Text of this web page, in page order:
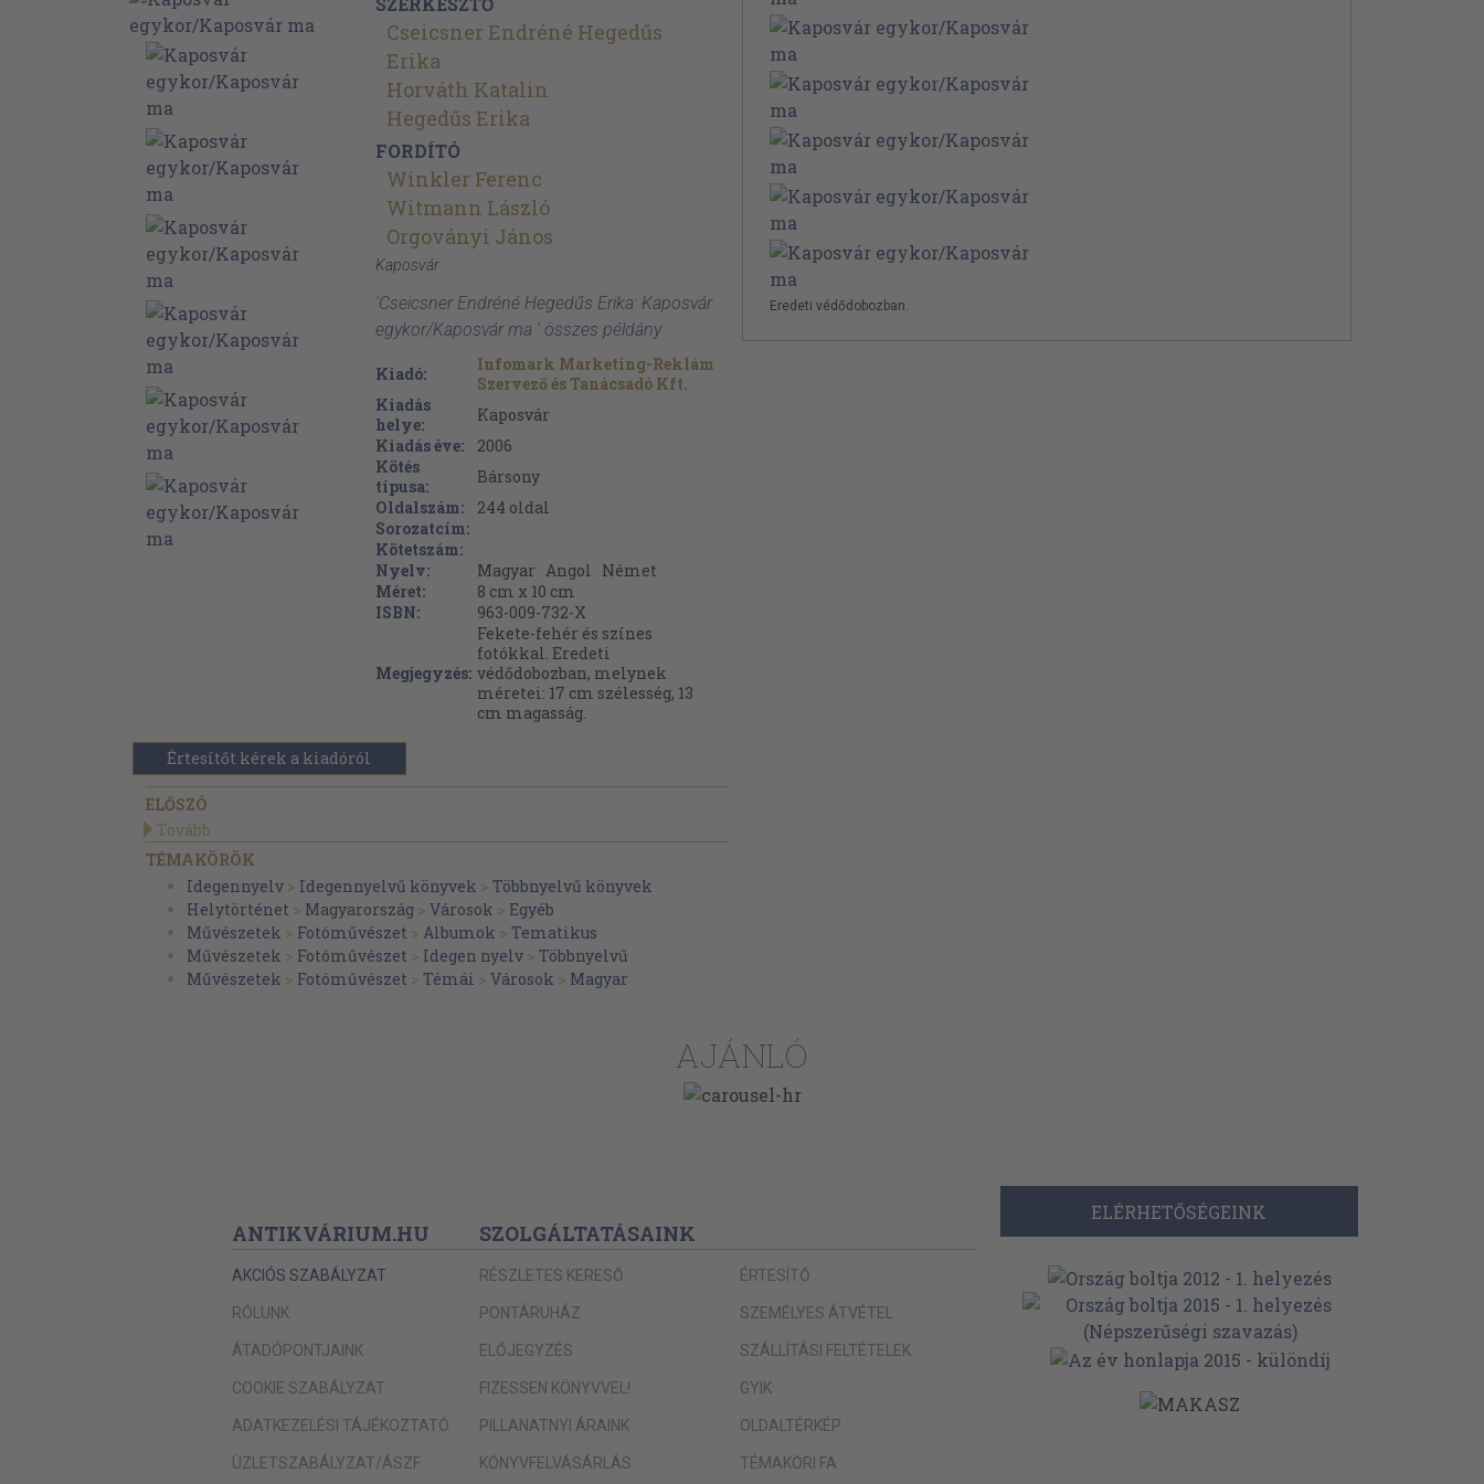
Cseicsner Endréné Hegedűs
Erika
Horváth Katalin
Hegedűs Erika
FORDÍTÓ
Winkler Ferenc
Witmann László
Orgoványi János
Kaposvár
'Cseicsner Endréné Hegedűs Erika: Kaposvár
egykor/Kaposvár ma ' összes példány
Kiadó:
Infomark Marketing-Reklám
Szervező és Tanácsadó Kft.
Kiadás
helye:
Kaposvár
Kiadás éve:
2006
Kötés
típusa:
Bársony
Oldalszám:
244 oldal
Sorozatcím:
Kötetszám:
Nyelv:
Magyar Angol Német
Méret:
8 cm x 10 cm
ISBN:
963-009-732-X
Megjegyzés:
Fekete-fehér és színes
fotókkal. Eredeti
védődobozban, melynek
méretei: 17 cm szélesség, 13
cm magasság.
Értesítőt kérek a kiadóról
ELŐSZÓ
Tovább
TÉMAKÖRÖK
Idegennyelv > Idegennyelvű könyvek > Többnyelvű könyvek
Helytörténet > Magyarország > Városok > Egyéb
Művészetek > Fotóművészet > Albumok > Tematikus
Művészetek > Fotóművészet > Idegen nyelv > Többnyelvű
Művészetek > Fotóművészet > Témái > Városok > Magyar
Eredeti védődobozban.
AJÁNLÓ
ANTIKVÁRIUM.HU
AKCIÓS SZABÁLYZAT
RÓLUNK
ÁTADÓPONTJAINK
COOKIE SZABÁLYZAT
ADATKEZELÉSI TÁJÉKOZTATÓ
ÜZLETSZABÁLYZAT/ÁSZF
SZOLGÁLTATÁSAINK
RÉSZLETES KERESŐ
PONTÁRUHÁZ
ELŐJEGYZÉS
FIZESSEN KÖNYVVEL!
PILLANATNYI ÁRAINK
KÖNYVFELVÁSÁRLÁS
ÉRTESÍTŐ
SZEMÉLYES ÁTVÉTEL
SZÁLLÍTÁSI FELTÉTELEK
GYIK
OLDALTÉRKÉP
TÉMAKÖRI FA
ELÉRHETŐSÉGEINK